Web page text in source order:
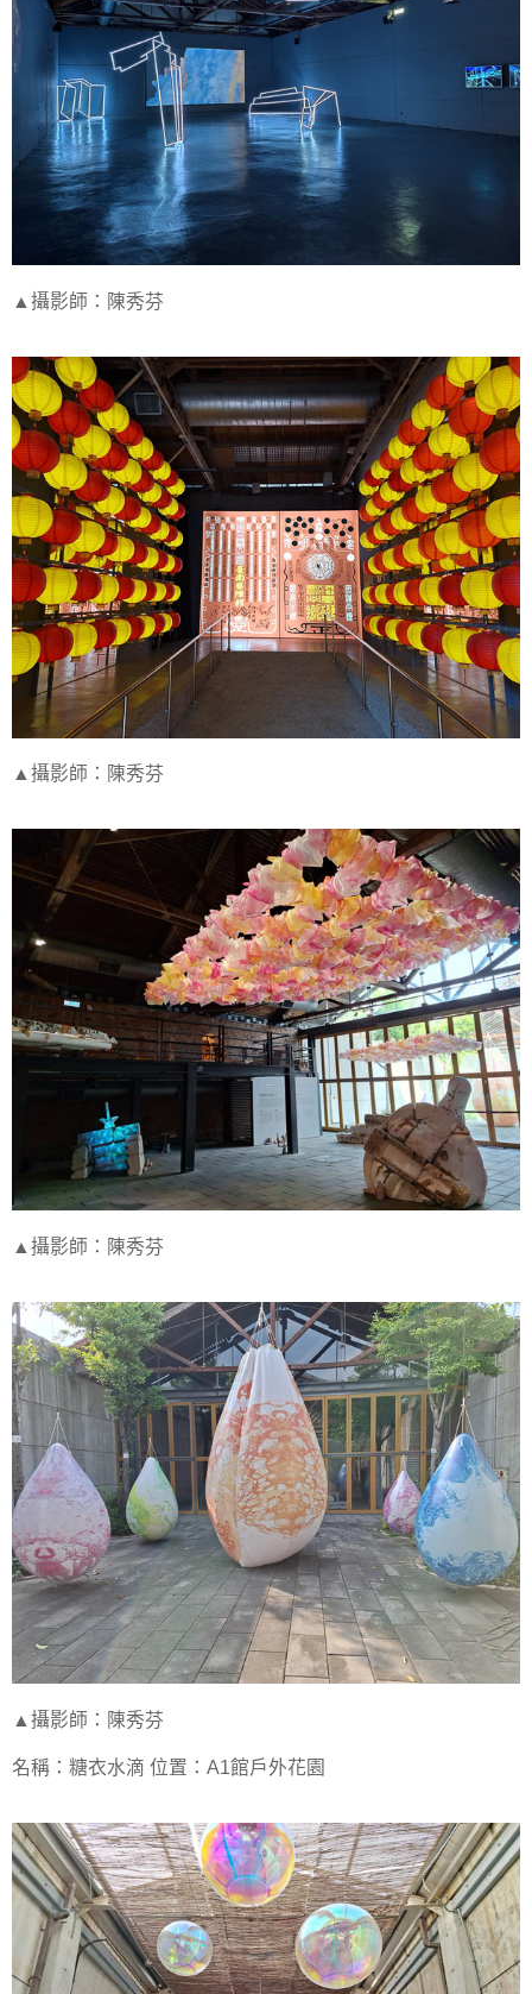
▲攝影師：陳秀芬
▲攝影師：陳秀芬
▲攝影師：陳秀芬
▲攝影師：陳秀芬
名稱：糖衣水滴 位置：A1館戶外花園